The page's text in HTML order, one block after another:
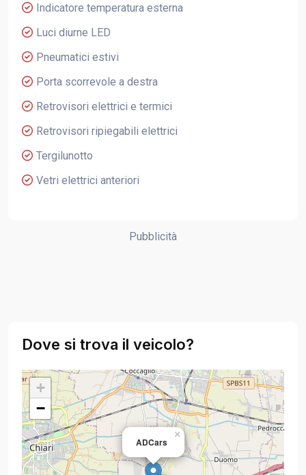
Indicatore temperatura esterna
Luci diurne LED
Pneumatici estivi
Porta scorrevole a destra
Retrovisori elettrici e termici
Retrovisori ripiegabili elettrici
Tergilunotto
Vetri elettrici anteriori
Pubblicità
Dove si trova il veicolo?
ADCars
×
+
−